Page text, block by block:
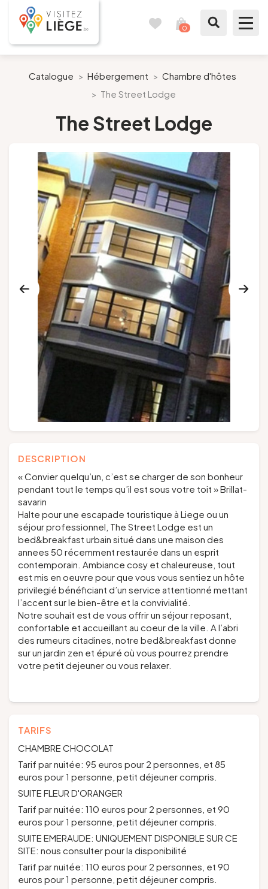
0
Comme un Liégeois
Préparer mon séjour
Nos suggestions
Pays de Liège
Agenda
Suivez-nous
Presse
Groupes et voyagistes
EN
Catalogue > Hébergement > Chambre d'hôtes
> The Street Lodge
The Street Lodge
DESCRIPTION
« Convier quelqu’un, c’est se charger de son bonheur
pendant tout le temps qu’il est sous votre toit » Brillat-
savarin
Halte pour une escapade touristique à Liege ou un
séjour professionnel, The Street Lodge est un
bed&breakfast urbain situé dans une maison des
annees 50 récemment restaurée dans un esprit
contemporain. Ambiance cosy et chaleureuse, tout
est mis en oeuvre pour que vous vous sentiez un hôte
privilegié bénéficiant d’un service attentionné mettant
l’accent sur le bien-être et la convivialité.
Notre souhait est de vous offrir un séjour reposant,
confortable et accueillant au coeur de la ville. A l’abri
des rumeurs citadines, notre bed&breakfast donne
sur un jardin zen et épuré où vous pourrez prendre
votre petit dejeuner ou vous relaxer.
TARIFS
CHAMBRE CHOCOLAT
Tarif par nuitée: 95 euros pour 2 personnes, et 85
euros pour 1 personne, petit déjeuner compris.
SUITE FLEUR D'ORANGER
Tarif par nuitée: 110 euros pour 2 personnes, et 90
euros pour 1 personne, petit déjeuner compris.
SUITE EMERAUDE: UNIQUEMENT DISPONIBLE SUR CE
SITE: nous consulter pour la disponibilité
Tarif par nuitée: 110 euros pour 2 personnes, et 90
euros pour 1 personne, petit déjeuner compris.